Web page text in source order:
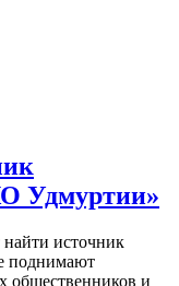
Удмуртии»
источник
поднимают
общественников и